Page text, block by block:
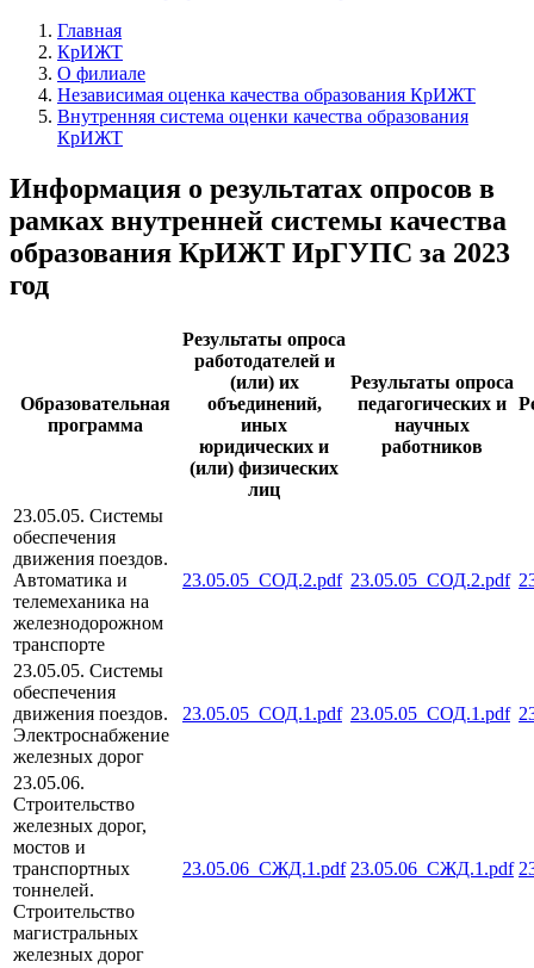
Главная
КрИЖТ
О филиале
Независимая оценка качества образования КрИЖТ
Внутренняя система оценки качества образования
КрИЖТ
Информация о результатах опросов в
рамках внутренней системы качества
образования КрИЖТ ИрГУПС за 2023
год
Образовательная
программа
Результаты опроса
работодателей и
(или) их
объединений,
иных
юридических и
(или) физических
лиц
Результаты опроса
педагогических и
научных
работников
23.05.05. Системы
обеспечения
движения поездов.
Автоматика и
телемеханика на
железнодорожном
транспорте
23.05.05_СОД.2.pdf 23.05.05_СОД.2.pdf
23.05.05. Системы
обеспечения
движения поездов.
Электроснабжение
железных дорог
23.05.05_СОД.1.pdf 23.05.05_СОД.1.pdf
23.05.06.
Строительство
железных дорог,
мостов и
транспортных
тоннелей.
Строительство
магистральных
железных дорог
23.05.06_СЖД.1.pdf 23.05.06_СЖД.1.pdf